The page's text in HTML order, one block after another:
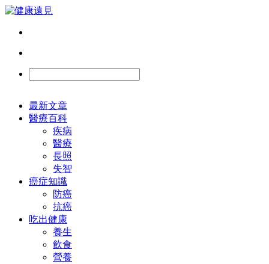
最新文章
醫療百科
疾病
醫療
長照
失智
癌症知識
防癌
抗癌
吃出健康
養生
飲食
營養